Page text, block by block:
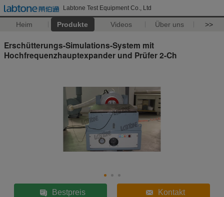
Labtone Test Equipment Co., Ltd
Heim Produkte Videos Über uns >>
Erschütterungs-Simulations-System mit
Hochfrequenzhauptexpander und Prüfer 2-Ch
Bestpreis Kontakt